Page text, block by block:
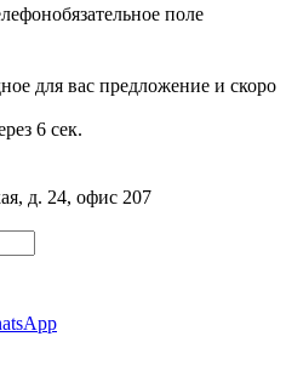
обязательное поле
для вас предложение и скоро
6 сек.
д. 24, офис 207